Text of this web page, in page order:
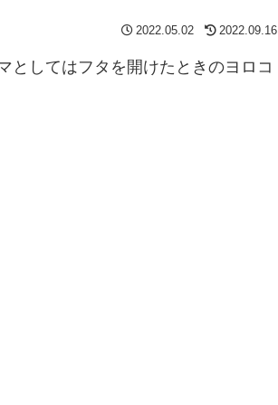
2022.05.02 2022.09.16
してはフタを開けたときのヨロコ